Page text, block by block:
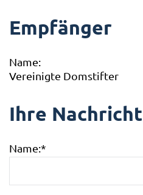
Empfänger
Name:
Vereinigte Domstifter
Ihre Nachricht
Name:*